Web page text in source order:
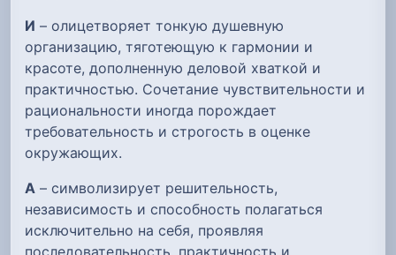
И – олицетворяет тонкую душевную
организацию, тяготеющую к гармонии и
красоте, дополненную деловой хваткой и
практичностью. Сочетание чувствительности и
рациональности иногда порождает
требовательность и строгость в оценке
окружающих.
А – символизирует решительность,
независимость и способность полагаться
исключительно на себя, проявляя
последовательность, практичность и